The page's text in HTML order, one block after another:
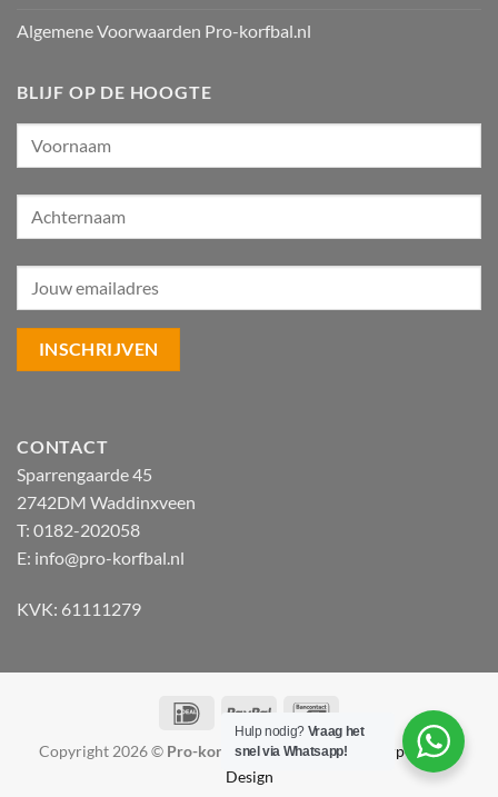
Algemene Voorwaarden Pro-korfbal.nl
BLIJF OP DE HOOGTE
CONTACT
Sparrengaarde 45
2742DM Waddinxveen
T: 0182-202058
E: info@pro-korfbal.nl
KVK: 61111279
IDeal PayPal
Copyright 2026 © Pro-korfbal.nl|Webshop ontwerp Lamper
Design
Hulp nodig? Vraag het
snel via Whatsapp!